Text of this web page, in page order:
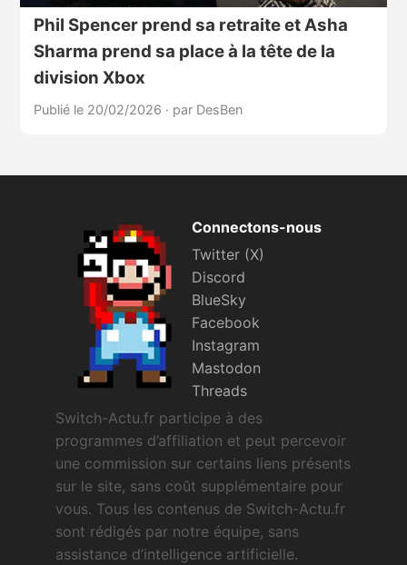
Phil Spencer prend sa retraite et Asha
Sharma prend sa place à la tête de la
division Xbox
Publié le 20/02/2026 · par DesBen
Connectons-nous
Twitter (X)
Discord
BlueSky
Facebook
Instagram
Mastodon
Threads
Switch-Actu.fr participe à des
programmes d’affiliation et peut percevoir
une commission sur certains liens présents
sur le site, sans coût supplémentaire pour
vous. Tous les contenus de Switch-Actu.fr
sont rédigés par notre équipe, sans
assistance d’intelligence artificielle.